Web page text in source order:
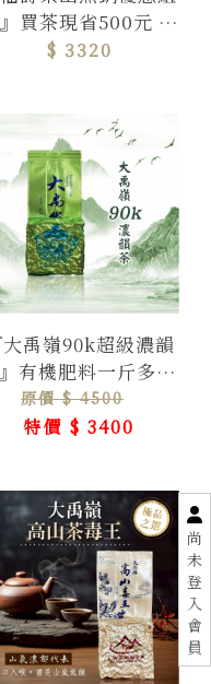
尚
未
登
入
會
員
買茶現省500元 福
山世外仙境，海拔最
$ 3320
大禹嶺90k超級濃韻
有機肥料一斤多10
元重濃度頂韻茶
原價 $ 4500
特價 $ 3400